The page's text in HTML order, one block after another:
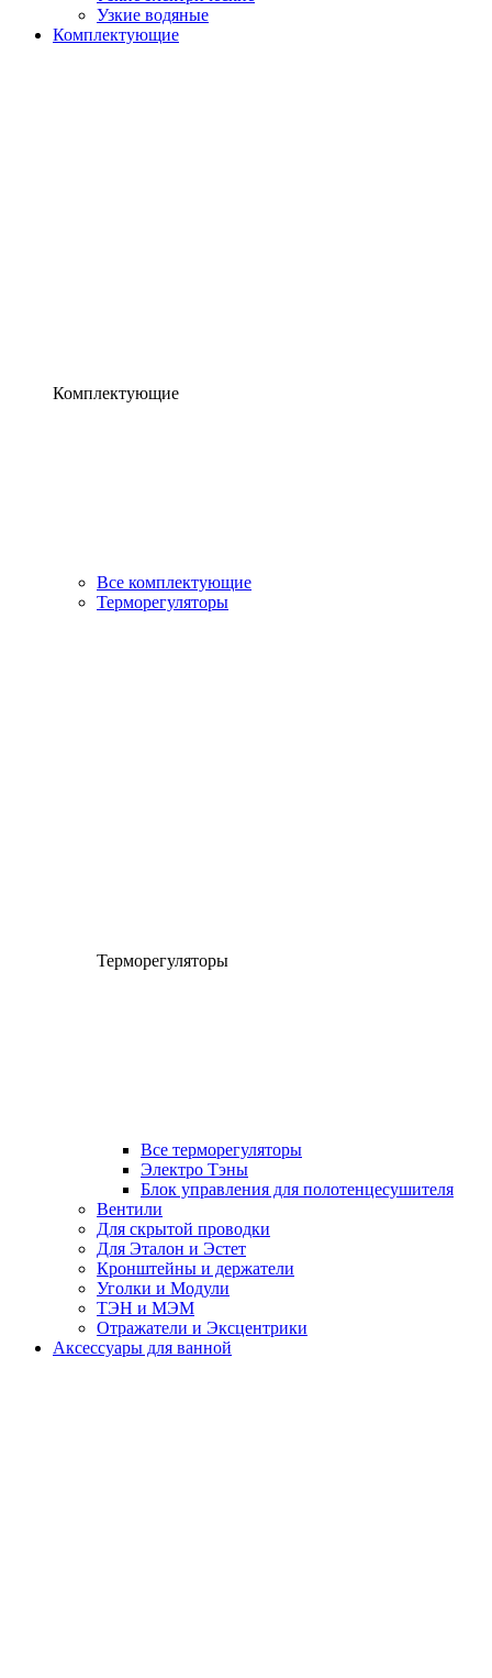
Узкие водяные
Комплектующие
Комплектующие
Все комплектующие
Терморегуляторы
Терморегуляторы
Все терморегуляторы
Электро Тэны
Блок управления для полотенцесушителя
Вентили
Для скрытой проводки
Для Эталон и Эстет
Кронштейны и держатели
Уголки и Модули
ТЭН и МЭМ
Отражатели и Эксцентрики
Аксессуары для ванной